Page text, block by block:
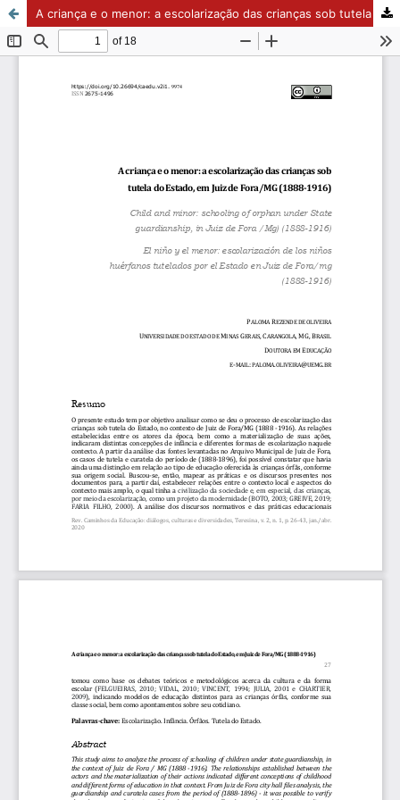
A criança e o menor: a escolarização das crianças sob tutela do Estado, em Juiz de Fora/MG(1888-1916)